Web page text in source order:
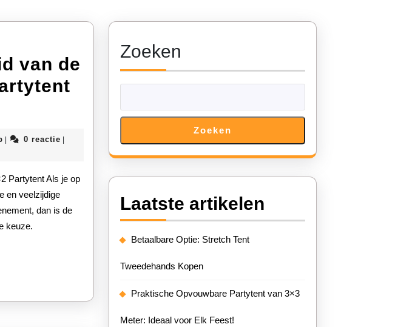
van de
lynxlab0 reactie
en veelzijdige
dan is de
keuze.
Zoeken
Zoeken
Laatste artikelen
Betaalbare Optie: Stretch Tent
Tweedehands Kopen
Praktische Opvouwbare Partytent van 3×3
Meter: Ideaal voor Elk Feest!